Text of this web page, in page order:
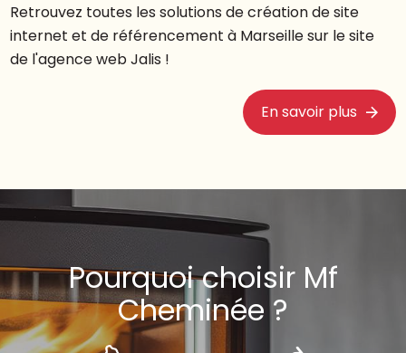
Retrouvez toutes les solutions de création de site
internet et de référencement à Marseille sur le site
de l'agence web Jalis !
En savoir plus
Pourquoi choisir Mf
Cheminée ?